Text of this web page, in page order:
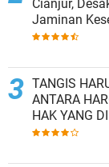
Cianjur,
Jaminan
TANGIS
ANTARA
HAK YANG